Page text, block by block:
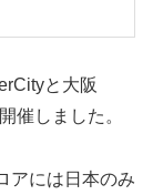
と大阪
催しました。
アには日本のみ